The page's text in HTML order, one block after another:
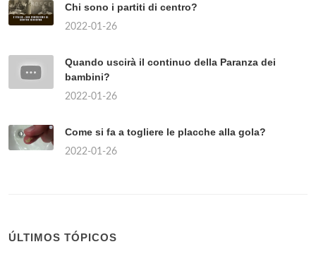
Chi sono i partiti di centro?
2022-01-26
Quando uscirà il continuo della Paranza dei
bambini?
2022-01-26
Come si fa a togliere le placche alla gola?
2022-01-26
ÚLTIMOS TÓPICOS